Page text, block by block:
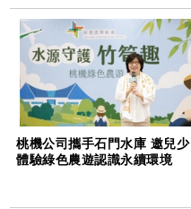
桃機公司攜手石門水庫 邀兒少
體驗綠色農遊認識永續環境